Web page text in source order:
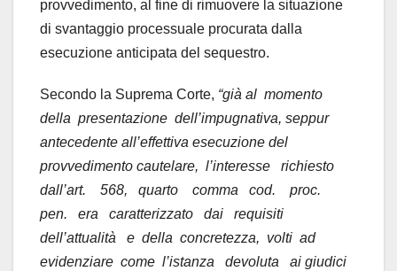
provvedimento, al fine di rimuovere la situazione
di svantaggio processuale procurata dalla
esecuzione anticipata del sequestro.
Secondo la Suprema Corte, “già al momento
della presentazione dell’impugnativa, seppur
antecedente all’effettiva esecuzione del
provvedimento cautelare, l’interesse richiesto
dall’art. 568, quarto comma cod. proc.
pen. era caratterizzato dai requisiti
dell’attualità e della concretezza, volti ad
evidenziare come l’istanza devoluta ai giudici